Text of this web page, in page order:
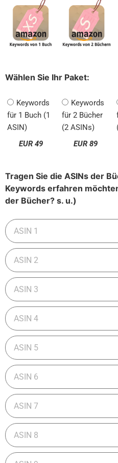
Wählen Sie Ihr Paket:
Keywords
für 1 Buch (1
ASIN)
EUR 49
Keywords
für 2 Bücher
(2 ASINs)
EUR 89
Tragen Sie die ASINs der
Keywords erfahren
der Bücher? s. u.)